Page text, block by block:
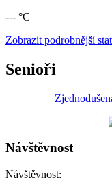
--- °C
Zobrazit podrobnější
Senioři
Návštěvnost
Návštěvnost: